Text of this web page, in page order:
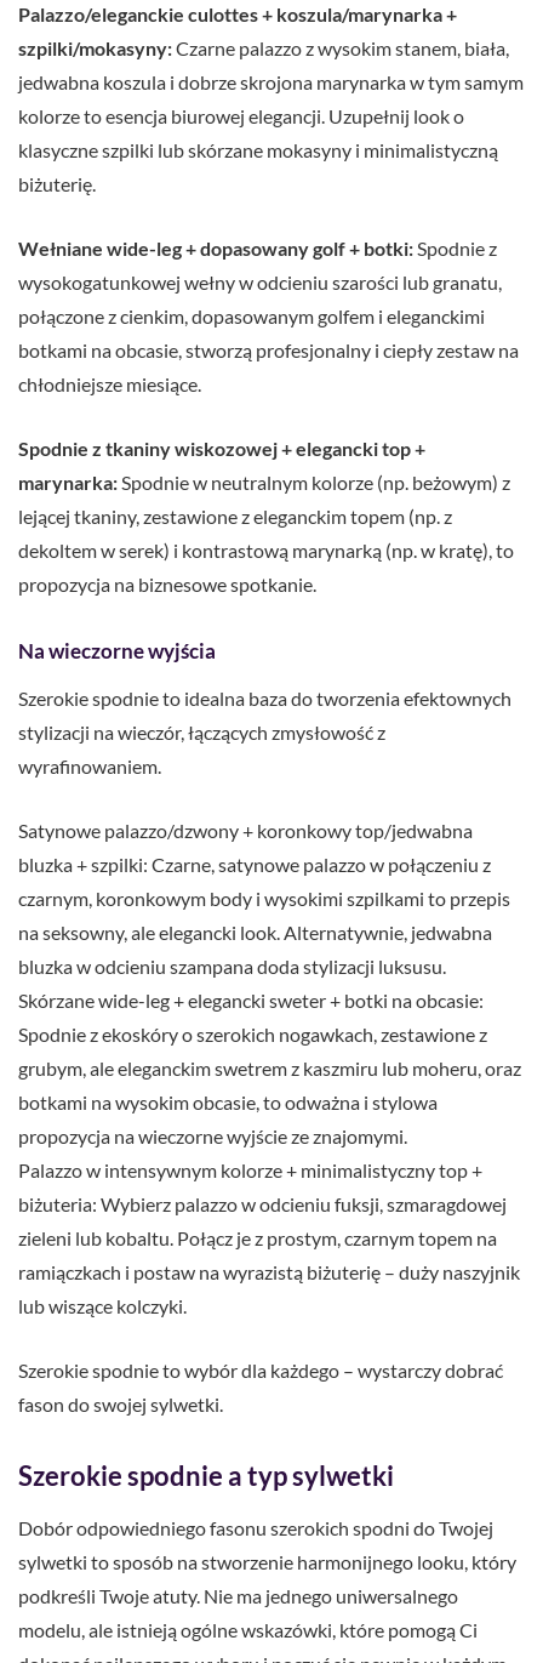
Palazzo/eleganckie culottes + koszula/marynarka +
szpilki/mokasyny:Czarne palazzo z wysokim stanem, biała,
jedwabna koszula i dobrze skrojona marynarka w tym samym
kolorze to esencja biurowej elegancji. Uzupełnij look o
klasyczne szpilki lub skórzane mokasyny i minimalistyczną
biżuterię.
Wełniane wide-leg + dopasowany golf + botki: Spodnie z
wysokogatunkowej wełny w odcieniu szarości lub granatu,
połączone z cienkim, dopasowanym golfem i eleganckimi
botkami na obcasie, stworzą profesjonalny i ciepły zestaw na
chłodniejsze miesiące.
Spodnie z tkaniny wiskozowej + elegancki top +
marynarka: Spodnie w neutralnym kolorze (np. beżowym) z
lejącej tkaniny, zestawione z eleganckim topem (np. z
dekoltem w serek) i kontrastową marynarką (np. w kratę), to
propozycja na biznesowe spotkanie.
Na wieczorne wyjścia
Szerokie spodnie to idealna baza do tworzenia efektownych
stylizacji na wieczór, łączących zmysłowość z
wyrafinowaniem.
Satynowe palazzo/dzwony + koronkowy top/jedwabna
bluzka + szpilki: Czarne, satynowe palazzo w połączeniu z
czarnym, koronkowym body i wysokimi szpilkami to przepis
na seksowny, ale elegancki look. Alternatywnie, jedwabna
bluzka w odcieniu szampana doda stylizacji luksusu.
Skórzane wide-leg + elegancki sweter + botki na obcasie:
Spodnie z ekoskóry o szerokich nogawkach, zestawione z
grubym, ale eleganckim swetrem z kaszmiru lub moheru, oraz
botkami na wysokim obcasie, to odważna i stylowa
propozycja na wieczorne wyjście ze znajomymi.
Palazzo w intensywnym kolorze + minimalistyczny top +
biżuteria: Wybierz palazzo w odcieniu fuksji, szmaragdowej
zieleni lub kobaltu. Połącz je z prostym, czarnym topem na
ramiączkach i postaw na wyrazistą biżuterię – duży naszyjnik
lub wiszące kolczyki.
Szerokie spodnie to wybór dla każdego – wystarczy dobrać
fason do swojej sylwetki.
Szerokie spodnie a typ sylwetki
Dobór odpowiedniego fasonu szerokich spodni do Twojej
sylwetki to sposób na stworzenie harmonijnego looku, który
podkreśli Twoje atuty. Nie ma jednego uniwersalnego
modelu, ale istnieją ogólne wskazówki, które pomogą Ci